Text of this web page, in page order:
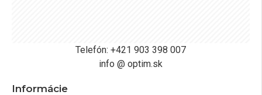
Telefón: +421 903 398 007
info @ optim.sk
Informácie